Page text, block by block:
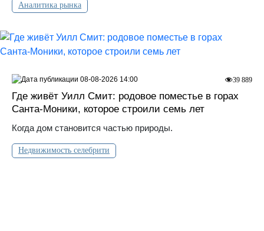
Аналитика рынка
Где живёт Уилл Смит: родовое поместье в горах
Санта‑Моники, которое строили семь лет
Когда дом становится частью природы.
Недвижимость селебрити
39 889
08-08-2026 14:00